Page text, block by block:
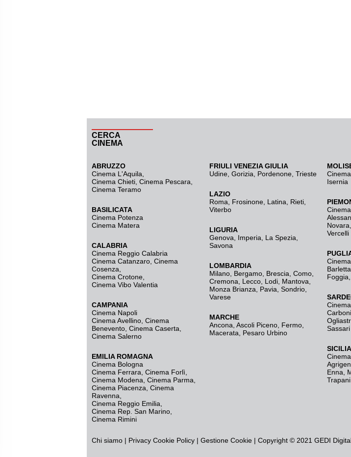
CERCA
CINEMA
ABRUZZO
Cinema L'Aquila
Cinema Chieti, Cinema Pescara,
Cinema Teramo
BASILICATA
Cinema Potenza
Cinema Matera
CALABRIA
Cinema Reggio Calabria
Cinema Catanzaro Cinema
Cosenza
Cinema Crotone
Cinema Vibo Valentia
CAMPANIA
Cinema Napoli
Cinema Avellino Cinema
Benevento Cinema Caserta
Cinema Salerno
EMILIA ROMAGNA
Cinema Bologna
Cinema Ferrara Cinema Forlì
Cinema Modena Cinema Parma
Cinema Piacenza Cinema
Ravenna
Cinema Reggio Emilia
Cinema Rep. San Marino
Cinema Rimini
FRIULI VENEZIA GIULIA
Udine Gorizia Pordenone Trieste
LAZIO
Roma
Frosinone Latina Rieti
Viterbo
LIGURIA
Genova
Imperia La Spezia
Savona
LOMBARDIA
Milano Bergamo Brescia, Como
Cremona
Lecco Lodi Mantova
Monza Brianza
Pavia Sondrio
Varese
MARCHE
Ancona Ascoli Piceno Fermo
Macerata
Pesaro Urbino
Isernia
Novara
Vercelli
Foggia
Sassari
SICILIA
Enna
Trapani
Chi siamo | Privacy Cookie Policy | Gestione Cookie | Copyright © 2021 GEDI